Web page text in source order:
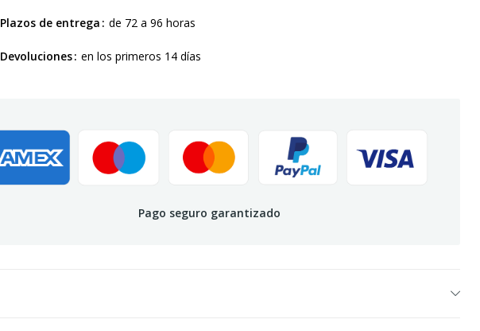
Plazos de entrega de 72 a 96 horas
Devoluciones en los primeros 14 días
Pago seguro garantizado